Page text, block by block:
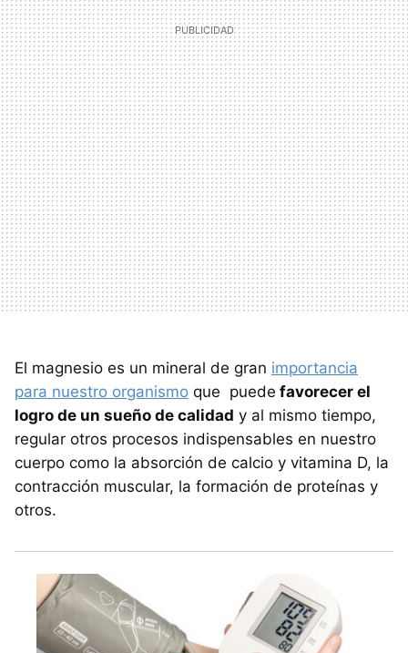
El magnesio es un mineral de gran importancia
para nuestro organismo que puede favorecer el
logro de un sueño de calidad y al mismo tiempo,
regular otros procesos indispensables en nuestro
cuerpo como la absorción de calcio y vitamina D, la
contracción muscular, la formación de proteínas y
otros.